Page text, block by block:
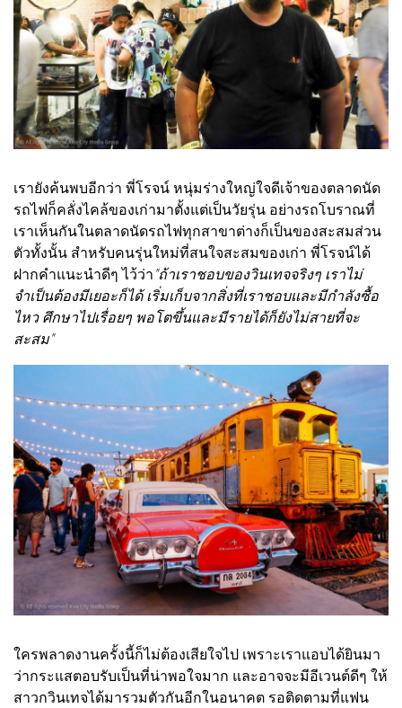
เรายังค้นพบอีกว่า พี่โรจน์ หนุ่มร่างใหญ่ใจดีเจ้าของตลาดนัด
รถไฟก็คลั่งไคล้ของเก่ามาตั้งแต่เป็นวัยรุ่น อย่างรถโบราณที่
เราเห็นกันในตลาดนัดรถไฟทุกสาขาต่างก็เป็นของสะสมส่วน
ตัวทั้งนั้น สำหรับคนรุ่นใหม่ที่สนใจสะสมของเก่า พี่โรจน์ได้
ฝากคำแนะนำดีๆ ไว้ว่า "ถ้าเราชอบของวินเทจจริงๆ เราไม่
จำเป็นต้องมีเยอะก็ได้ เริ่มเก็บจากสิ่งที่เราชอบและมีกำลังซื้อ
ไหว ศึกษาไปเรื่อยๆ พอโตขึ้นและมีรายได้ก็ยังไม่สายที่จะ
สะสม"
ใครพลาดงานครั้งนี้ก็ไม่ต้องเสียใจไป เพราะเราแอบได้ยินมา
ว่ากระแสตอบรับเป็นที่น่าพอใจมาก และอาจจะมีอีเวนต์ดีๆ ให้
สาวกวินเทจได้มารวมตัวกันอีกในอนาคต รอติดตามที่แฟน